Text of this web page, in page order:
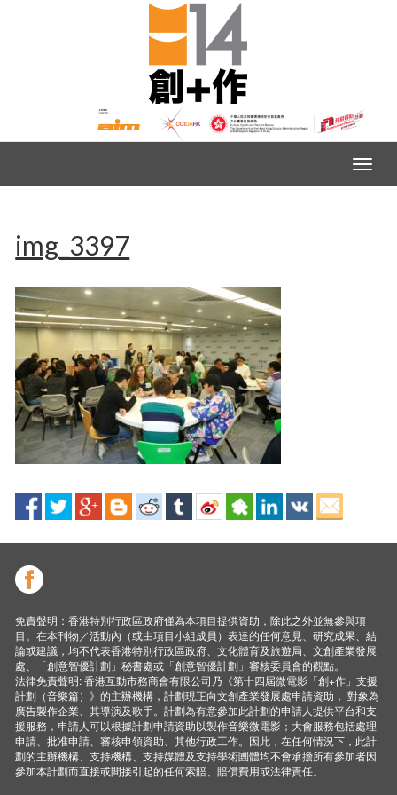
img_3397
免責聲明：香港特別行政區政府僅為本項目提供資助，除此之外並無參與項
目。在本刊物／活動內（或由項目小組成員）表達的任何意見、研究成果、結
論或建議，均不代表香港特別行政區政府、文化體育及旅遊局、文創產業發展
處、「創意智優計劃」秘書處或「創意智優計劃」審核委員會的觀點。
法律免責聲明: 香港互動市務商會有限公司乃《第十四屆微電影「創+作」支援
計劃（音樂篇）》的主辦機構，計劃現正向文創產業發展處申請資助， 對象為
廣告製作企業、其導演及歌手。計劃為有意參加此計劃的申請人提供平台和支
援服務，申請人可以根據計劃申請資助以製作音樂微電影；大會服務包括處理
申請、批准申請、審核申領資助、其他行政工作。因此，在任何情況下，此計
劃的主辦機構、支持機構、支持媒體及支持學術圑體均不會承擔所有參加者因
參加本計劃而直接或間接引起的任何索賠、賠償費用或法律責任。